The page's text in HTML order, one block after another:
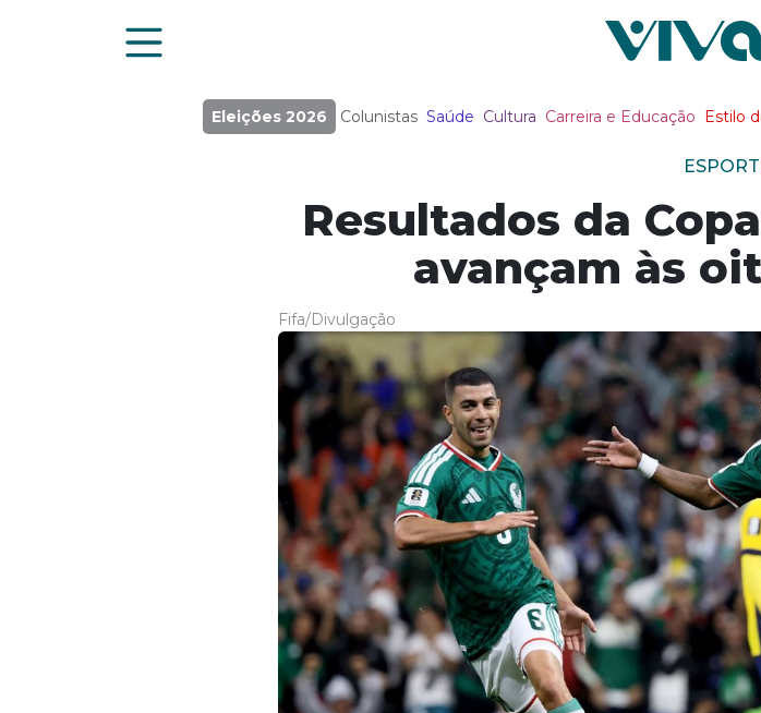
Eleições 2026 Colunistas Saúde Cultura Carreira e Educação Estilo
Resultados da
avançam às
Fifa/Divulgação